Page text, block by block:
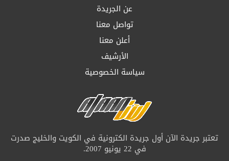
عن الجريدة
تواصل معنا
أعلن معنا
الأرشيف
سياسة الخصوصية
تعتبر جريدة الآن أول جريدة الكترونية في الكويت والخليج صدرت
في 22 يونيو 2007.